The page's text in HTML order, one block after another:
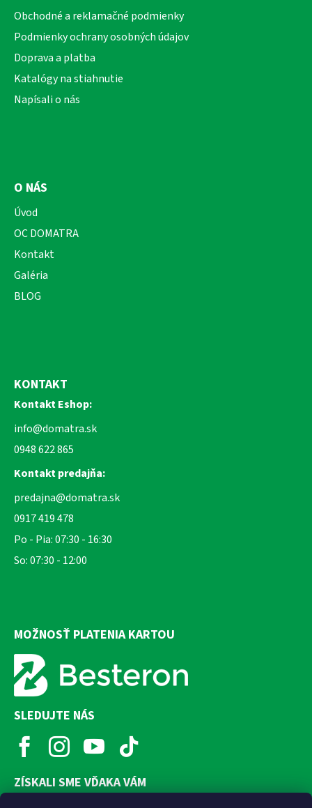
Obchodné a reklamačné podmienky
Podmienky ochrany osobných údajov
Doprava a platba
Katalógy na stiahnutie
Napísali o nás
O NÁS
Úvod
OC DOMATRA
Kontakt
Galéria
BLOG
KONTAKT
Kontakt Eshop:
info@domatra.sk
0948 622 865
Kontakt predajňa:
predajna@domatra.sk
0917 419 478
Po - Pia: 07:30 - 16:30
So: 07:30 - 12:00
MOŽNOSŤ PLATENIA KARTOU
SLEDUJTE NÁS
ZÍSKALI SME VĎAKA VÁM